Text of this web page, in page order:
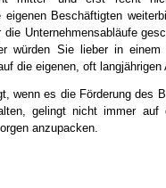
Beschäftigten
Unternehmensabläufe
würden Sie lieber in
die eigenen, oft
wenn es die Förderung des
gelingt nicht immer
anzupacken.